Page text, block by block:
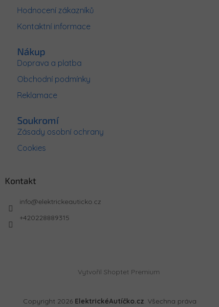
Hodnocení zákazníků
Kontaktní informace
Nákup
Doprava a platba
Obchodní podmínky
Reklamace
Soukromí
Zásady osobní ochrany
Cookies
Kontakt
info@elektrickeauticko.cz
+420228889315
Vytvořil Shoptet Premium
Copyright 2026 ElektrickéAutíčko.cz. Všechna práva